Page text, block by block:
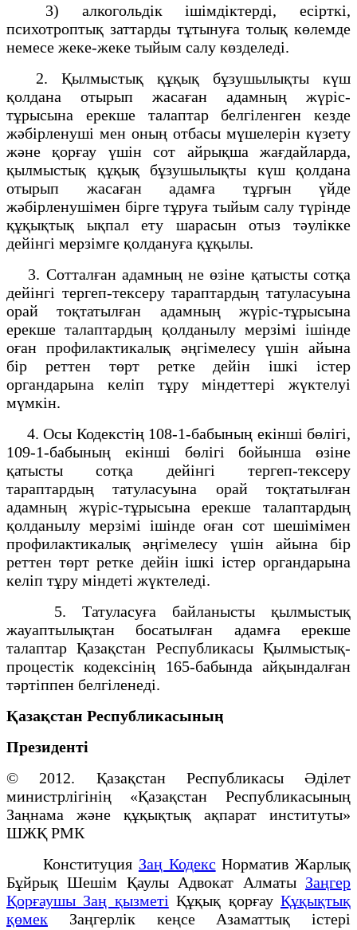
3) алкогольдік ішімдіктерді, есірткі,
психотроптық заттарды тұтынуға толық көлемде
немесе жеке-жеке тыйым салу көзделеді.
2. Қылмыстық құқық бұзушылықты күш
қолдана отырып жасаған адамның жүріс-
тұрысына ерекше талаптар белгіленген кезде
жәбірленуші мен оның отбасы мүшелерін күзету
және қорғау үшін сот айрықша жағдайларда,
қылмыстық құқық бұзушылықты күш қолдана
отырып жасаған адамға тұрғын үйде
жәбірленушімен бірге тұруға тыйым салу түрінде
құқықтық ықпал ету шарасын отыз тәулікке
дейінгі мерзімге қолдануға құқылы.
3. Сотталған адамның не өзіне қатысты сотқа
дейінгі тергеп-тексеру тараптардың татуласуына
орай тоқтатылған адамның жүріс-тұрысына
ерекше талаптардың қолданылу мерзімі ішінде
оған профилактикалық әңгімелесу үшін айына
бір реттен төрт ретке дейін ішкі істер
органдарына келіп тұру міндеттері жүктелуі
мүмкін.
4. Осы Кодекстің 108-1-бабының екінші бөлігі,
109-1-бабының екінші бөлігі бойынша өзіне
қатысты сотқа дейінгі тергеп-тексеру
тараптардың татуласуына орай тоқтатылған
адамның жүріс-тұрысына ерекше талаптардың
қолданылу мерзімі ішінде оған сот шешімімен
профилактикалық әңгімелесу үшін айына бір
реттен төрт ретке дейін ішкі істер органдарына
келіп тұру міндеті жүктеледі.
5. Татуласуға байланысты қылмыстық
жауаптылықтан босатылған адамға ерекше
талаптар Қазақстан Республикасы Қылмыстық-
процестік кодексінің 165-бабында айқындалған
тәртіппен белгіленеді.
Қазақстан Республикасының
Президенті
© 2012. Қазақстан Республикасы Әділет
министрлігінің «Қазақстан Республикасының
Заңнама және құқықтық ақпарат институты»
ШЖҚ РМК
Конституция Заң Кодекс Норматив Жарлық
Бұйрық Шешім Қаулы Адвокат Алматы Заңгер
Қорғаушы Заң қызметі Құқық қорғауҚұқықтық
қөмек Заңгерлік кеңсе Азаматтық істері